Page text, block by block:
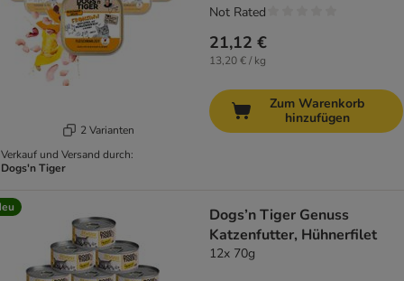
2 Varianten
Verkauf und Versand durch:
Dogs'n Tiger
21,12 €
13,20 € / kg
Not Rated
Zum Warenkorb
hinzufügen
Dogs’n Tiger Genuss
Katzenfutter, Hühnerfilet
12x 70g